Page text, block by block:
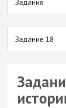
Задания
Задание 18